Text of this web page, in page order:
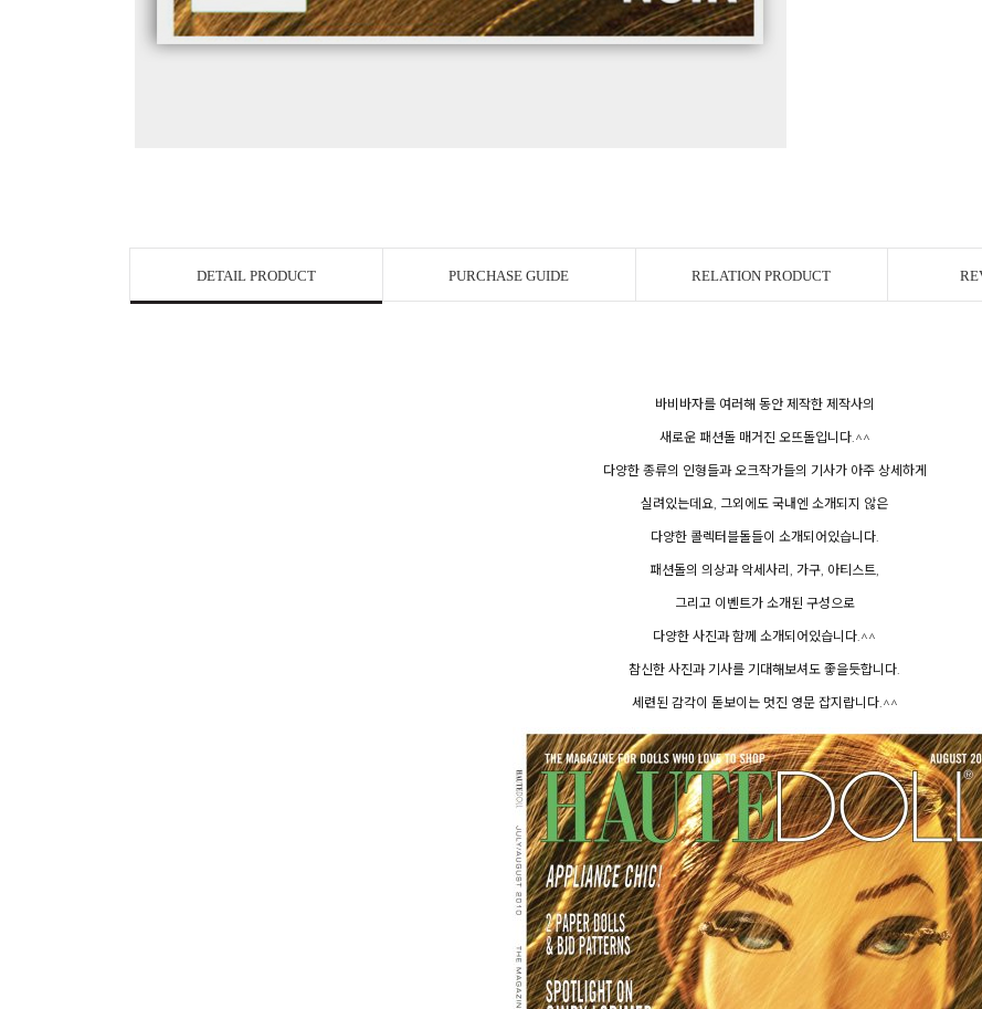
DETAIL PRODUCT PURCHASE GUIDE RELATION PRODUCT
바비바자를 여러해 동안 제작한 제작사의
새로운 패션돌 매거진 오뜨돌입니다.^^
다양한 종류의 인형들과 오크작가들의 기사가 아주 상세하게
실려있는데요, 그외에도 국내엔 소개되지 않은
다양한 콜렉터블돌들이 소개되어있습니다.
패션돌의 의상과 악세사리, 가구, 아티스트,
그리고 이벤트가 소개된 구성으로
다양한 사진과 함께 소개되어있습니다.^^
참신한 사진과 기사를 기대해보셔도 좋을듯합니다.
세련된 감각이 돋보이는 멋진 영문 잡지랍니다.^^